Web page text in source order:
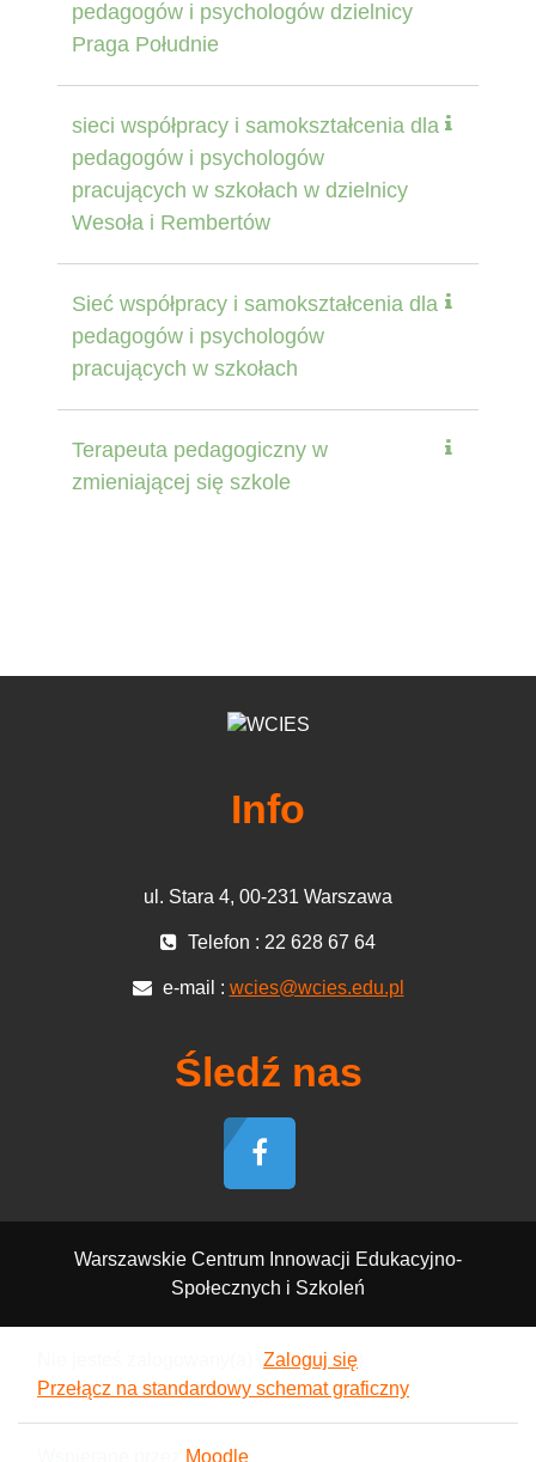
pedagogów i psychologów dzielnicy
Praga Południe
sieci współpracy i samokształcenia dla
pedagogów i psychologów
pracujących w szkołach w dzielnicy
Wesoła i Rembertów
Sieć współpracy i samokształcenia dla
pedagogów i psychologów
pracujących w szkołach
Terapeuta pedagogiczny w
zmieniającej się szkole
Info
ul. Stara 4, 00-231 Warszawa
Telefon : 22 628 67 64
e-mail : wcies@wcies.edu.pl
Śledź nas
Warszawskie Centrum Innowacji Edukacyjno-
Społecznych i Szkoleń
Zaloguj się
Przełącz na standardowy schemat graficzny
Moodle